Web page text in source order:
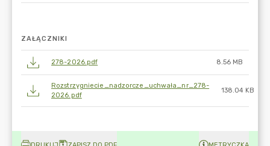
ZAŁĄCZNIKI
278-2026.pdf 8.56 MB
Rozstrzygniecie_nadzorcze_uchwała_nr_278-
2026.pdf
138.04 KB